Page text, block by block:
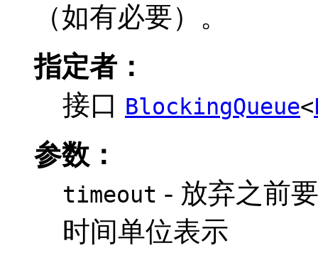
（如有必要）。
指定者：
接口 BlockingQueue<
参数：
timeout - 放弃之前
时间单位表示